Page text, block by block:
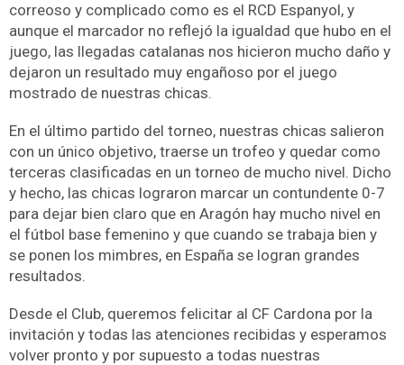
correoso y complicado como es el RCD Espanyol, y
aunque el marcador no reflejó la igualdad que hubo en el
juego, las llegadas catalanas nos hicieron mucho daño y
dejaron un resultado muy engañoso por el juego
mostrado de nuestras chicas.
En el último partido del torneo, nuestras chicas salieron
con un único objetivo, traerse un trofeo y quedar como
terceras clasificadas en un torneo de mucho nivel. Dicho
y hecho, las chicas lograron marcar un contundente 0-7
para dejar bien claro que en Aragón hay mucho nivel en
el fútbol base femenino y que cuando se trabaja bien y
se ponen los mimbres, en España se logran grandes
resultados.
Desde el Club, queremos felicitar al CF Cardona por la
invitación y todas las atenciones recibidas y esperamos
volver pronto y por supuesto a todas nuestras